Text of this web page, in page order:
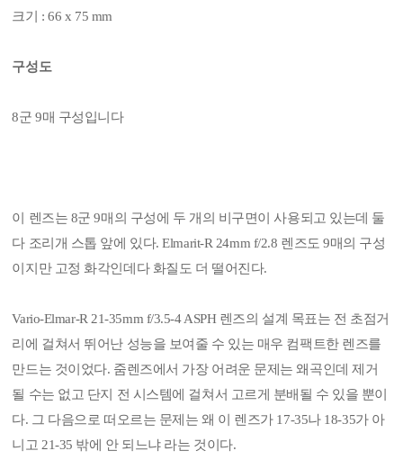
크기 : 66 x 75 mm
구성도
8군 9매 구성입니다
이 렌즈는 8군 9매의 구성에 두 개의 비구면이 사용되고 있는데 둘
다 조리개 스톱 앞에 있다. Elmarit-R 24mm f/2.8 렌즈도 9매의 구성
이지만 고정 화각인데다 화질도 더 떨어진다.
Vario-Elmar-R 21-35mm f/3.5-4 ASPH 렌즈의 설계 목표는 전 초점거
리에 걸쳐서 뛰어난 성능을 보여줄 수 있는 매우 컴팩트한 렌즈를
만드는 것이었다. 줌렌즈에서 가장 어려운 문제는 왜곡인데 제거
될 수는 없고 단지 전 시스템에 걸쳐서 고르게 분배될 수 있을 뿐이
다. 그 다음으로 떠오르는 문제는 왜 이 렌즈가 17-35나 18-35가 아
니고 21-35 밖에 안 되느냐 라는 것이다.